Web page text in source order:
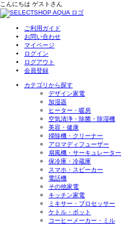
こんにちは ゲスト さん
ご利用ガイド
お問い合わせ
マイページ
ログイン
ログアウト
会員登録
カテゴリから探す
デザイン家電
加湿器
ヒーター・暖房
空気清浄・除菌・除湿機
美容・健康
掃除機・クリーナー
アロマディフューザー
扇風機・サーキュレーター
保冷庫・冷蔵庫
スマホ・スピーカー
電話機
その他家電
キッチン家電
ミキサー・プロセッサー
ケトル・ポット
コーヒーメーカー・ミル